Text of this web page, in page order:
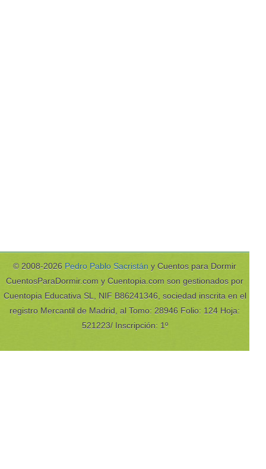
© 2008-2026 Pedro Pablo Sacristán y Cuentos para Dormir
CuentosParaDormir.com y Cuentopia.com son gestionados por
Cuentopia Educativa SL, NIF B86241346, sociedad inscrita en el
registro Mercantil de Madrid, al Tomo: 28946 Folio: 124 Hoja:
521223/ Inscripción: 1º